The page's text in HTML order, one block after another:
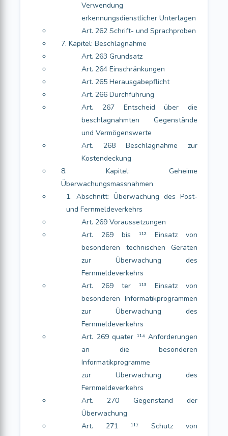
Verwendung
erkennungsdienstlicher Unterlagen
Art. 262 Schrift- und Sprachproben
7. Kapitel: Beschlagnahme
Art. 263 Grundsatz
Art. 264 Einschränkungen
Art. 265 Herausgabepflicht
Art. 266 Durchführung
Art. 267 Entscheid über die
beschlagnahmten Gegenstände
und Vermögenswerte
Art. 268 Beschlagnahme zur
Kostendeckung
8. Kapitel: Geheime
Überwachungsmassnahmen
1. Abschnitt: Überwachung des Post-
und Fernmeldeverkehrs
Art. 269 Voraussetzungen
Art. 269 bis ¹¹² Einsatz von
besonderen technischen Geräten
zur Überwachung des
Fernmeldeverkehrs
Art. 269 ter ¹¹³ Einsatz von
besonderen Informatikprogrammen
zur Überwachung des
Fernmeldeverkehrs
Art. 269 quater ¹¹⁴ Anforderungen
an die besonderen
Informatikprogramme
zur Überwachung des
Fernmeldeverkehrs
Art. 270 Gegenstand der
Überwachung
Art. 271 ¹¹⁷ Schutz von